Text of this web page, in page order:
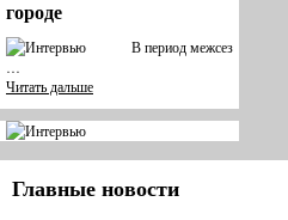
городе
В период межсез
…
Читать дальше
Главные новости